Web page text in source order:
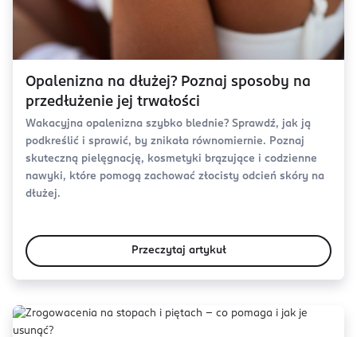
Opalenizna na dłużej? Poznaj sposoby na
przedłużenie jej trwałości
Wakacyjna opalenizna szybko blednie? Sprawdź, jak ją
podkreślić i sprawić, by znikała równomiernie. Poznaj
skuteczną pielęgnację, kosmetyki brązujące i codzienne
nawyki, które pomogą zachować złocisty odcień skóry na
dłużej.
Przeczytaj artykuł